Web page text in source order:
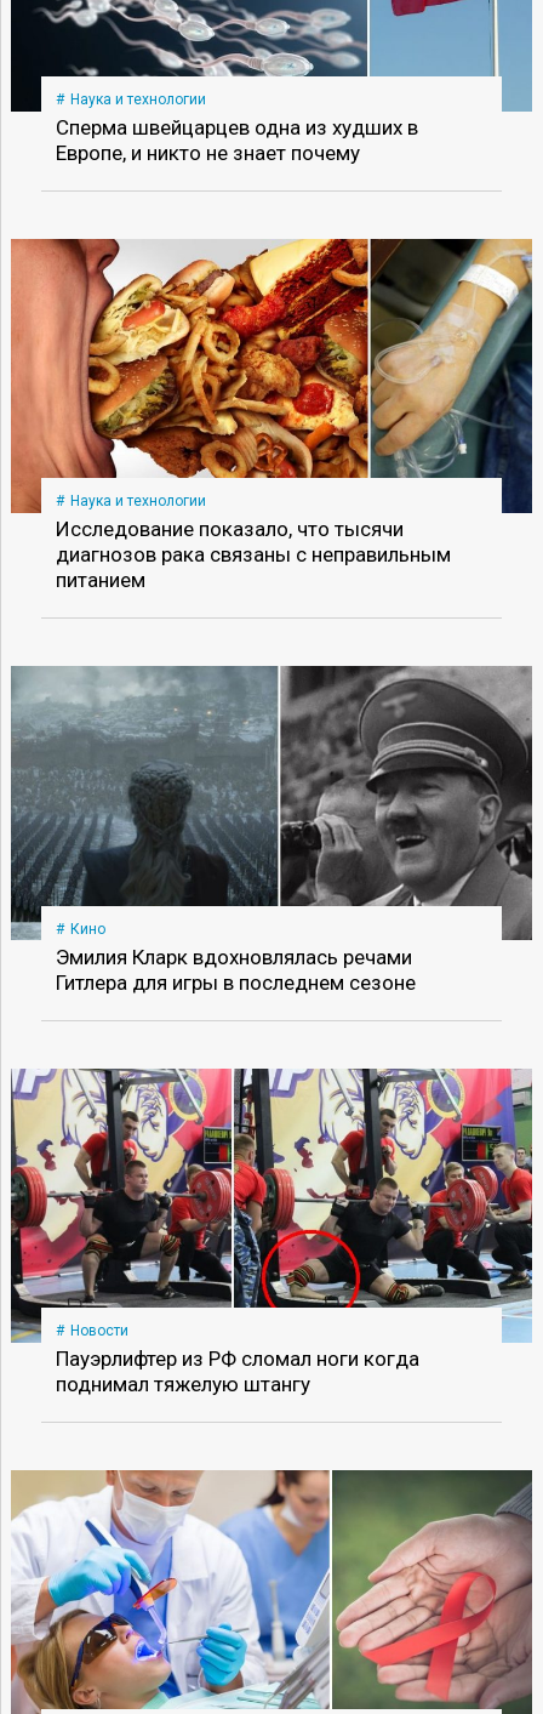
Наука и технологии
Сперма швейцарцев одна из худших в
Европе, и никто не знает почему
Наука и технологии
Исследование показало, что тысячи
диагнозов рака связаны с неправильным
питанием
Кино
Эмилия Кларк вдохновлялась речами
Гитлера для игры в последнем сезоне
Новости
Пауэрлифтер из РФ сломал ноги когда
поднимал тяжелую штангу